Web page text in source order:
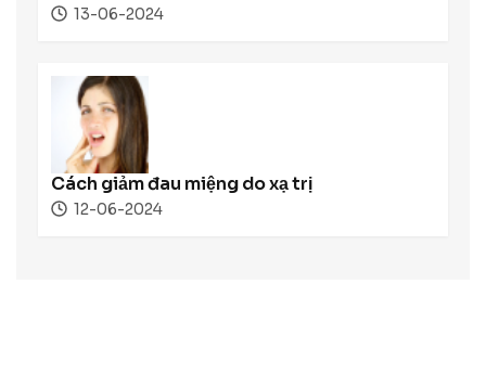
13-06-2024
Cách giảm đau miệng do xạ trị
12-06-2024